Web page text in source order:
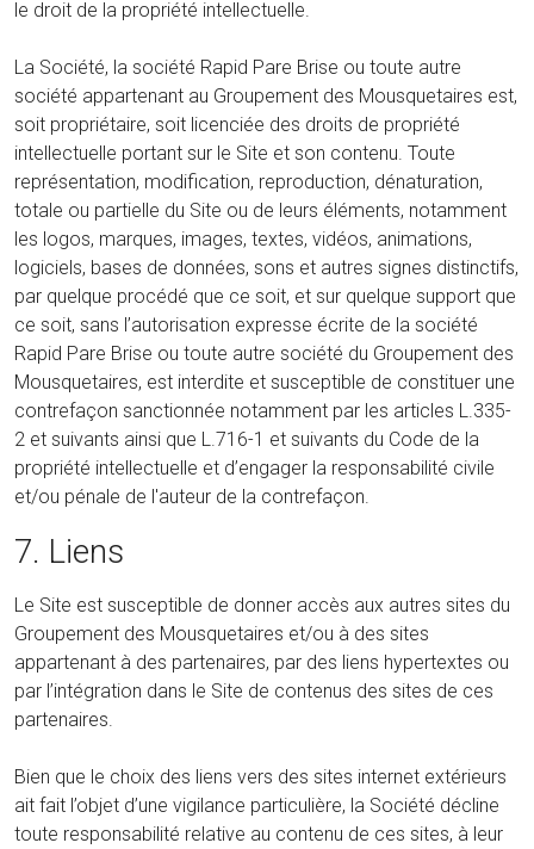
le droit de la propriété intellectuelle.
La Société, la société Rapid Pare Brise ou toute autre
société appartenant au Groupement des Mousquetaires est,
soit propriétaire, soit licenciée des droits de propriété
intellectuelle portant sur le Site et son contenu. Toute
représentation, modification, reproduction, dénaturation,
totale ou partielle du Site ou de leurs éléments, notamment
les logos, marques, images, textes, vidéos, animations,
logiciels, bases de données, sons et autres signes distinctifs,
par quelque procédé que ce soit, et sur quelque support que
ce soit, sans l’autorisation expresse écrite de la société
Rapid Pare Brise ou toute autre société du Groupement des
Mousquetaires, est interdite et susceptible de constituer une
contrefaçon sanctionnée notamment par les articles L.335-
2 et suivants ainsi que L.716-1 et suivants du Code de la
propriété intellectuelle et d’engager la responsabilité civile
et/ou pénale de l'auteur de la contrefaçon.
7. Liens
Le Site est susceptible de donner accès aux autres sites du
Groupement des Mousquetaires et/ou à des sites
appartenant à des partenaires, par des liens hypertextes ou
par l’intégration dans le Site de contenus des sites de ces
partenaires.
Bien que le choix des liens vers des sites internet extérieurs
ait fait l’objet d’une vigilance particulière, la Société décline
toute responsabilité relative au contenu de ces sites, à leur